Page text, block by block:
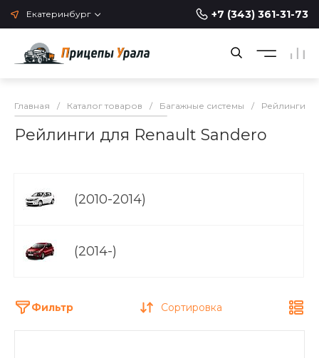
Екатеринбург +7 (343) 361-31-73
Главная / Каталог товаров / Багажные системы / Рейлинги
Рейлинги для Renault Sandero
(2010-2014)
(2014-)
Фильтр Сортировка